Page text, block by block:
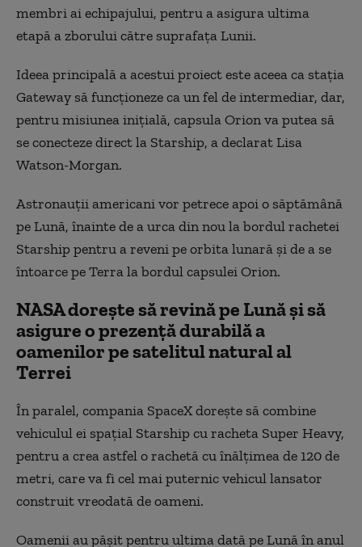
membri ai echipajului, pentru a asigura ultima
etapă a zborului către suprafaţa Lunii.
Ideea principală a acestui proiect este aceea ca staţia
Gateway să funcţioneze ca un fel de intermediar, dar,
pentru misiunea iniţială, capsula Orion va putea să
se conecteze direct la Starship, a declarat Lisa
Watson-Morgan.
Astronauţii americani vor petrece apoi o săptămână
pe Lună, înainte de a urca din nou la bordul rachetei
Starship pentru a reveni pe orbita lunară şi de a se
întoarce pe Terra la bordul capsulei Orion.
NASA doreşte să revină pe Lună şi să
asigure o prezenţă durabilă a
oamenilor pe satelitul natural al
Terrei
În paralel, compania SpaceX doreşte să combine
vehiculul ei spaţial Starship cu racheta Super Heavy,
pentru a crea astfel o rachetă cu înălţimea de 120 de
metri, care va fi cel mai puternic vehicul lansator
construit vreodată de oameni.
Oamenii au păşit pentru ultima dată pe Lună în anul